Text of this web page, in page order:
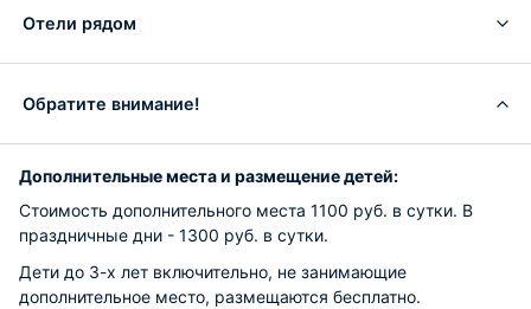
Отели рядом
Обратите внимание!
Дополнительные места и размещение детей:
Стоимость дополнительного места 1100 руб. в сутки. В
праздничные дни - 1300 руб. в сутки.
Дети до 3-х лет включительно, не занимающие
дополнительное место, размещаются бесплатно.